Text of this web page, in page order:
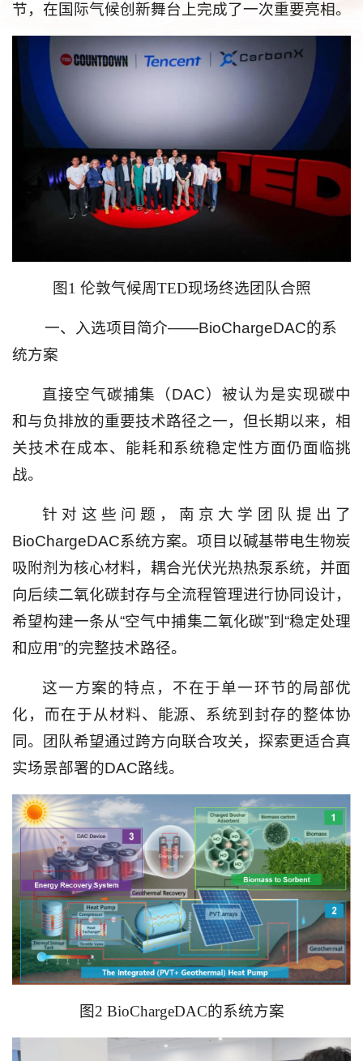
节，在国际气候创新舞台上完成了一次重要亮相。
图1 伦敦气候周TED现场终选团队合照
一、入选项目简介——BioChargeDAC的系
统方案
直接空气碳捕集（DAC）被认为是实现碳中
和与负排放的重要技术路径之一，但长期以来，相
关技术在成本、能耗和系统稳定性方面仍面临挑
战。
针对这些问题，南京大学团队提出了
BioChargeDAC系统方案。项目以碱基带电生物炭
吸附剂为核心材料，耦合光伏光热热泵系统，并面
向后续二氧化碳封存与全流程管理进行协同设计，
希望构建一条从“空气中捕集二氧化碳”到“稳定处理
和应用”的完整技术路径。
这一方案的特点，不在于单一环节的局部优
化，而在于从材料、能源、系统到封存的整体协
同。团队希望通过跨方向联合攻关，探索更适合真
实场景部署的DAC路线。
图2 BioChargeDAC的系统方案